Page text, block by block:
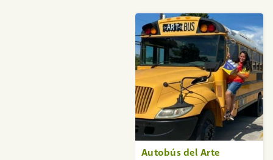
Autobús del Arte
«
2
3
»